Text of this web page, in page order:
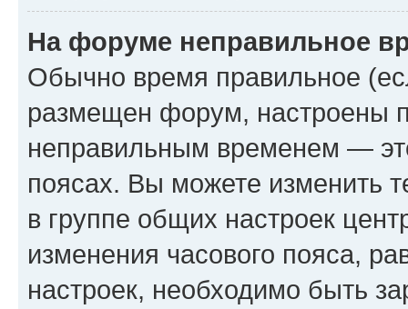
На форуме неправильное
Обычно время правильное
размещен форум, настроены
неправильным временем —
поясах. Вы можете изменить
в группе общих настроек
изменения часового пояса,
настроек, необходимо быть